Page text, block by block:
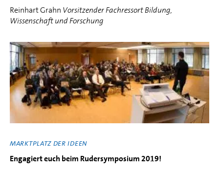
Reinhart Grahn Vorsitzender Fachressort Bildung,
Wissenschaft und Forschung
MARKTPLATZ DER IDEEN
Engagiert euch beim Rudersymposium 2019!